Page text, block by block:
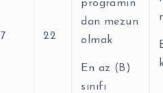
7 22
programın
dan mezun
olmak
En az (B)
sınıfı